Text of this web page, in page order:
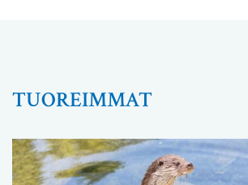
TUOREIMMAT